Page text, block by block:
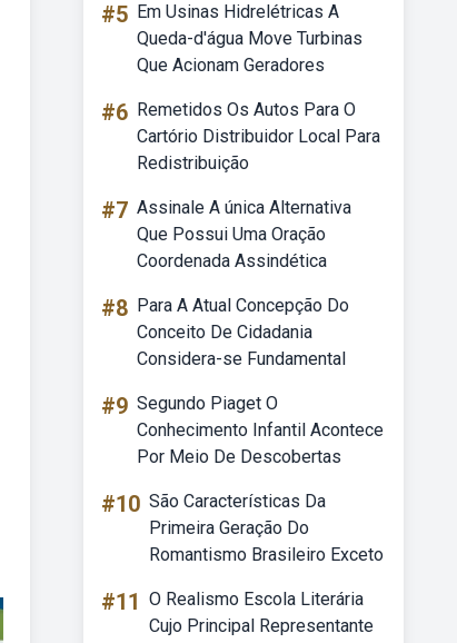
#5 Em Usinas Hidrelétricas A
Queda-d'água Move Turbinas
Que Acionam Geradores
#6 Remetidos Os Autos Para O
Cartório Distribuidor Local Para
Redistribuição
#7 Assinale A única Alternativa
Que Possui Uma Oração
Coordenada Assindética
#8 Para A Atual Concepção Do
Conceito De Cidadania
Considera-se Fundamental
#9 Segundo Piaget O
Conhecimento Infantil Acontece
Por Meio De Descobertas
#10 São Características Da
Primeira Geração Do
Romantismo Brasileiro Exceto
#11 O Realismo Escola Literária
Cujo Principal Representante